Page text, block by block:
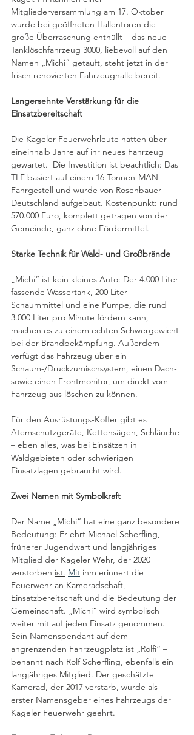
Mitgliederversammlung am 17. Oktober
wurde bei geöffneten Hallentoren die
große Überraschung enthüllt – das neue
Tanklöschfahrzeug 3000, liebevoll auf den
Namen „Michi“ getauft, steht jetzt in der
frisch renovierten Fahrzeughalle bereit.
Langersehnte Verstärkung für die
Einsatzbereitschaft
Die Kageler Feuerwehrleute hatten über
eineinhalb Jahre auf ihr neues Fahrzeug
gewartet.  Die Investition ist beachtlich: Das
TLF basiert auf einem 16-Ton­nen-MAN-
Fahrgestell und wurde von Rosenbauer
Deutschland aufgebaut. Kostenpunkt: rund
570.000 Euro, komplett getragen von der
Gemeinde, ganz ohne Fördermittel.
Starke Technik für Wald- und Großbrände
„Michi“ ist kein kleines Auto: Der 4.000 Liter
fassende Wassertank, 200 Liter
Schaummittel und eine Pumpe, die rund
3.000 Liter pro Minute fördern kann,
machen es zu einem echten Schwergewicht
bei der Brandbekämpfung. Außerdem
verfügt das Fahrzeug über ein
Schaum-/Druckzumischsystem, einen Dach-
sowie einen Frontmonitor, um direkt vom
Fahrzeug aus löschen zu können.
Für den Ausrüstungs-Koffer gibt es
Atemschutzgeräte, Kettensägen, Schläuche
– eben alles, was bei Einsätzen in
Waldgebieten oder schwierigen
Einsatzlagen gebraucht wird.
Zwei Namen mit Symbolkraft
Der Name „Michi“ hat eine ganz besondere
Bedeutung: Er ehrt Michael Scherfling,
früherer Jugendwart und langjähriges
Mitglied der Kageler Wehr, der 2020
verstorben ist. Mit ihm erinnert die
Feuerwehr an Kameradschaft,
Einsatzbereitschaft und die Bedeutung der
Gemeinschaft. „Michi“ wird symbolisch
weiter mit auf jeden Einsatz genommen.
Sein Namenspendant auf dem
angrenzenden Fahrzeugplatz ist „Rolfi“ –
benannt nach Rolf Scherfling, ebenfalls ein
langjähriges Mitglied. Der geschätzte
Kamerad, der 2017 verstarb, wurde als
erster Namensgeber eines Fahrzeugs der
Kageler Feuerwehr geehrt.